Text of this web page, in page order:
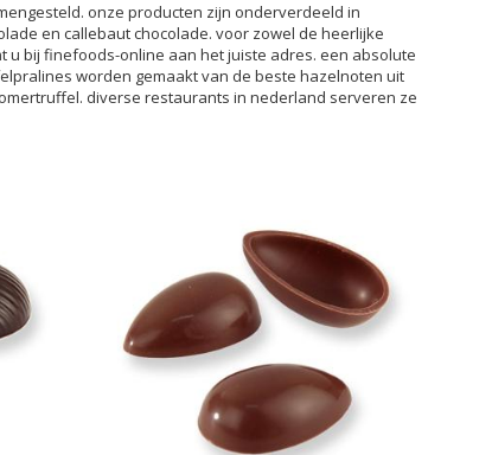
onze producten zijn onderverdeeld in
en callebaut chocolade. voor zowel de heerlijke
bij finefoods-online aan het juiste adres. een absolute
worden gemaakt van de beste hazelnoten uit
diverse restaurants in nederland serveren ze